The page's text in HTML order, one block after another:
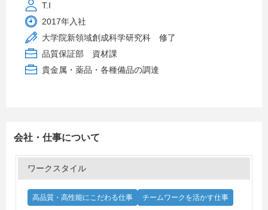
T.I
2017年入社
大学院新領域創成科学研究科 修了
品質保証部 資材課
貴金属・薬品・各種備品の調達
会社・仕事について
ワークスタイル
高品質・高性能にこだわる仕事 チームワークを活かす仕事